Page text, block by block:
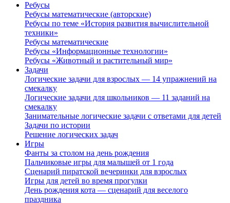
Ребусы
Ребусы математические (авторские)
Ребусы по теме «История развития вычислительной
техники»
Ребусы математические
Ребусы «Информационные технологии»
Ребусы «Животный и растительный мир»
Задачи
Логические задачи для взрослых — 14 упражнений на
смекалку
Логические задачи для школьников — 11 заданий на
смекалку
Занимательные логические задачи с ответами для детей
Задачи по истории
Решение логических задач
Игры
Фанты за столом на день рождения
Пальчиковые игры для малышей от 1 года
Сценарий пиратской вечеринки для взрослых
Игры для детей во время прогулки
День рождения кота — сценарий для веселого
праздника